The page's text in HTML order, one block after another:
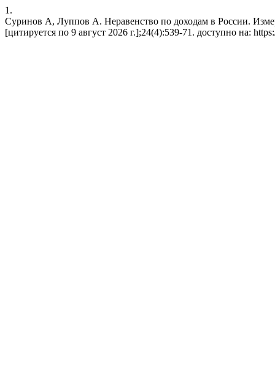
1.
Суринов А, Луппов А. Неравенство по доходам в России.
[цитируется по 9 август 2026 г.];24(4):539-71. доступно на: